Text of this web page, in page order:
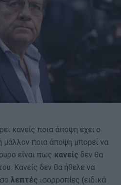
κανείς ποια άποψη έχει ο
μάλλον ποια άποψη μπορεί να
είναι πως κανείς δεν θα
Κανείς δεν θα ήθελε να
λεπτές ισορροπίες (ειδικά